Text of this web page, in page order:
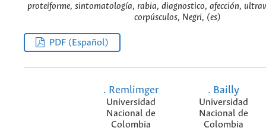
proteiforme, sintomatología, rabia, diagnostico, afección,
corpúsculos, Negri, (es)
PDF (Español)
. Remlimger
Universidad
Nacional de
Colombia
. Bailly
Universidad
Nacional de
Colombia